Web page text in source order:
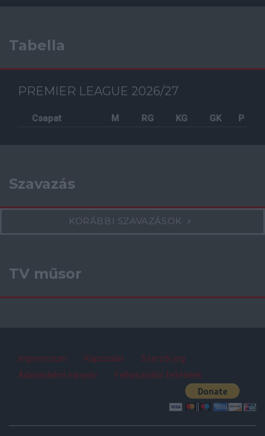
Tabella
PREMIER LEAGUE 2026/27
Csapat M RG KG GK P
Szavazás
KORÁBBI SZAVAZÁSOK
TV műsor
Impresszum Kapcsolat
Szerzői jog
Adatvédelmi irányelv
Felhasználói feltételek